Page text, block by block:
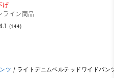
げ
ライン商品
(144)
ツ / ライトデニムベルテッドワイドパン